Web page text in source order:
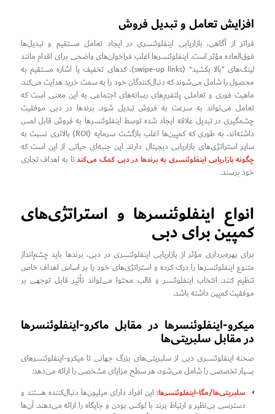
افزایش تعامل و تبدیل فروش
فراتر از آگاهی، بازاریابی اینفلوئنسری در ایجاد تعامل مستقیم و تبدیل‌ها
فوق‌العاده مؤثر است. اینفلوئنسرها اغلب فراخوان‌های واضحی برای اقدام مانند
لینک‌های “بالا بکشید” (swipe-up links)، کدهای تخفیف یا اشاره مستقیم به
محصول را شامل می‌شوند که دنبال‌کنندگان خود را به سمت خرید هدایت می‌کند.
ماهیت فوری و تعاملی پلتفرم‌های رسانه‌های اجتماعی به این معنی است که
تعامل می‌تواند به سرعت به فروش تبدیل شود. برندها در دبی موفقیت
چشمگیری در تبدیل علاقه ایجاد شده توسط اینفلوئنسرها به فروش قابل لمس
داشته‌اند، به طوری که کمپین‌ها اغلب بازگشت سرمایه (ROI) بالاتری نسبت به
سایر استراتژی‌های بازاریابی دیجیتال دارند. این جنبه‌ای حیاتی از این است که
چگونه بازاریابی اینفلوئنسری به برندها در دبی کمک می‌کندتا به اهداف تجاری
خود برسند.
انواع اینفلوئنسرها و استراتژی‌های
کمپین برای دبی
برای بهره‌برداری مؤثر از بازاریابی اینفلوئنسری در دبی، برندها باید چشم‌انداز
متنوع اینفلوئنسرها را درک کرده و استراتژی‌های خود را بر اساس اهداف خاص
تنظیم کنند. انتخاب اینفلوئنسر و قالب محتوا می‌تواند تأثیر قابل توجهی بر
موفقیت کمپین داشته باشد.
میکرو-اینفلوئنسرها در مقابل ماکرو-اینفلوئنسرها
در مقابل سلبریتی‌ها
صحنه اینفلوئنسری دبی از سلبریتی‌های بزرگ جهانی تا میکرو-اینفلوئنسرهای
بسیار تخصصی را شامل می‌شود. هر سطح مزایای مشخصی را ارائه می‌دهد:
سلبریتی‌ها/مگا-اینفلوئنسرها:این افراد دارای میلیون‌ها دنبال‌کننده هستند و
دسترسی بی‌نظیر و ارتباط برند با لوکس بودن و جایگاه را ارائه می‌دهند. آن‌ها